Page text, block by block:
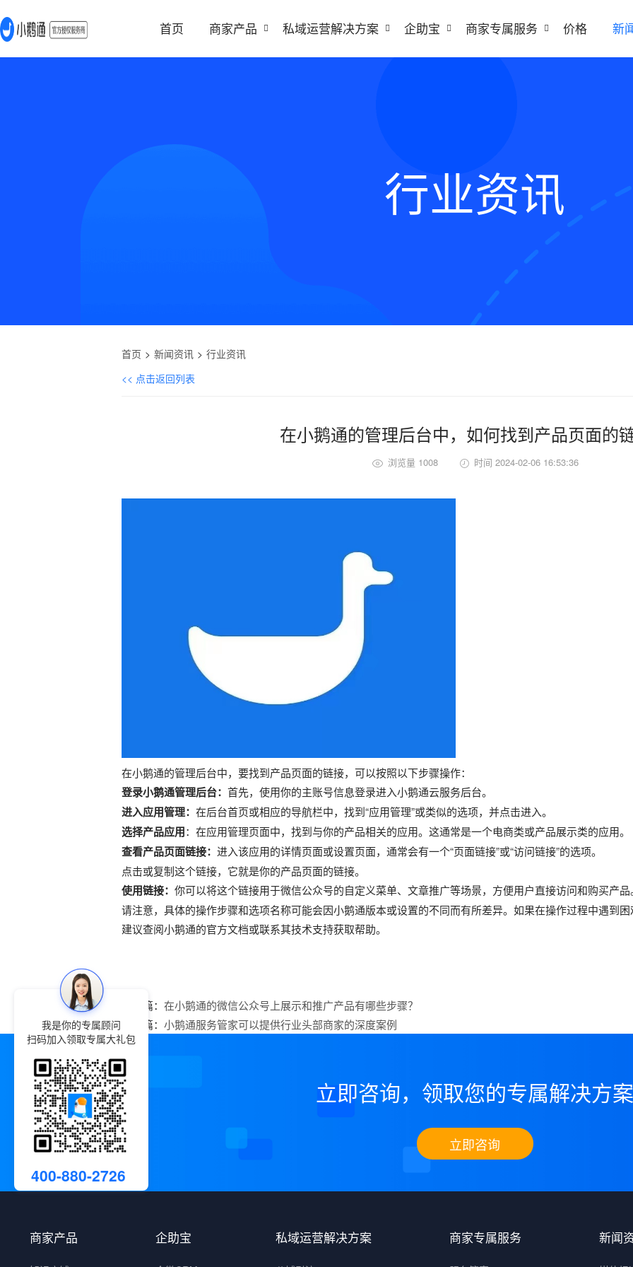
首页 商家产品 私域运营解决方案 企助宝 商家专属服务 价格 新
行业资讯
首页 新闻资讯
行业资讯
<< 点击返回列表
在小鹅通的管理后台中，如何找到产品页面的
浏览量 1008 时间 2024-02-06 16:53:36
在小鹅通的管理后台中，要找到产品页面的链接，可以按照以下步骤操作：
登录小鹅通管理后台： 首先，使用你的主账号信息登录进入小鹅通云服务后台。
进入应用管理： 在后台首页或相应的导航栏中，找到“应用管理”或类似的选项，并点击进入。
选择产品应用：在应用管理页面中，找到与你的产品相关的应用。这通常是一个电商类或产品展示类的应用。
查看产品页面链接： 进入该应用的详情页面或设置页面，通常会有一个“页面链接”或“访问链接”的选项。
点击或复制这个链接，它就是你的产品页面的链接。
使用链接： 你可以将这个链接用于微信公众号的自定义菜单、文章推广等场景，方便用户直接访问和购买产品
请注意，具体的操作步骤和选项名称可能会因小鹅通版本或设置的不同而有所差异。如果在操作过程中遇到困
建议查阅小鹅通的官方文档或联系其技术支持获取帮助。
上一篇： 在小鹅通的微信公众号上展示和推广产品有哪些步骤？
下一篇： 小鹅通服务管家可以提供行业头部商家的深度案例
立即咨询，领取您的专属解决方案
立即咨询
商家产品 企助宝 私域运营解决方案 商家专属服务 新闻
我是你的专属顾问
扫码加入领取专属大礼包
400-880-2726